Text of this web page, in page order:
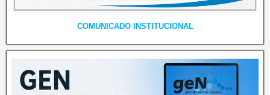
COMUNICADO INSTITUCIONAL